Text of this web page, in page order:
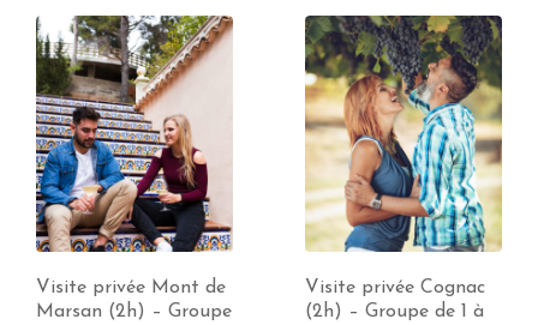
Visite privée Cognac
(2h) – Groupe de 1 à
Visite privée Hendaye
(2h) – Groupe de 1 à